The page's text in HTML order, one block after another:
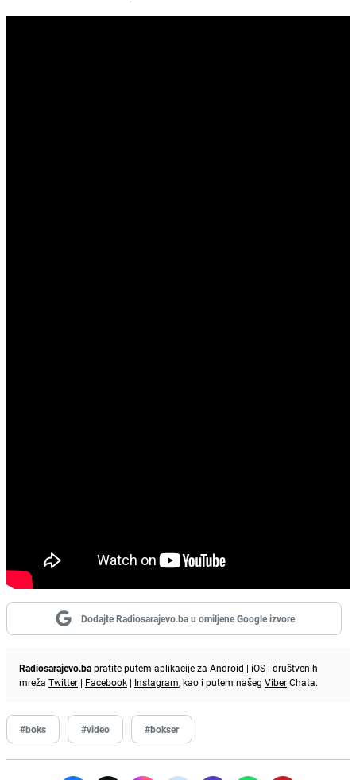
Dodajte Radiosarajevo.ba u omiljene Google izvore
Radiosarajevo.bapratite putem aplikacije za Android | iOS i društvenih
mreža Twitter | Facebook | Instagram, kao i putem našeg ViberChata.
#boks #video #bokser